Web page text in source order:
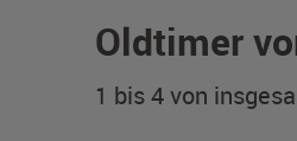
Oldtimer
1 bis 4 von